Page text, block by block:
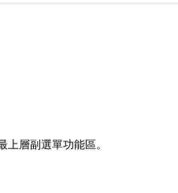
層副選單功能區。